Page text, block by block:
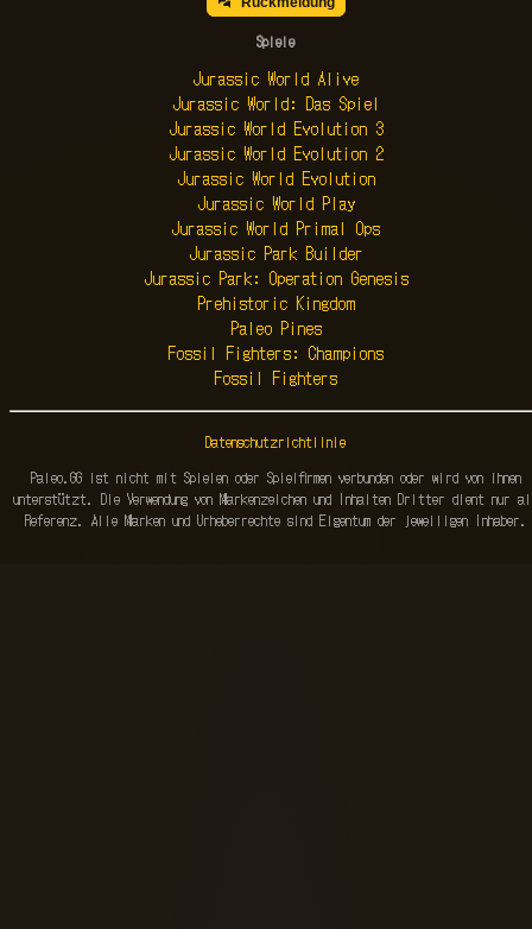
Spiele
Jurassic World Alive
Jurassic World: Das Spiel
Jurassic World Evolution 3
Jurassic World Evolution 2
Jurassic World Evolution
Jurassic World Play
Jurassic World Primal Ops
Jurassic Park Builder
Jurassic Park: Operation Genesis
Prehistoric Kingdom
Paleo Pines
Fossil Fighters: Champions
Fossil Fighters
Paleo.GG ist nicht mit Spielen oder Spielfirmen verbunden oder wird von ihnen
unterstützt. Die Verwendung von Markenzeichen und Inhalten Dritter dient nur
Referenz. Alle Marken und Urheberrechte sind Eigentum der jeweiligen Inhaber.
Datenschutzrichtlinie